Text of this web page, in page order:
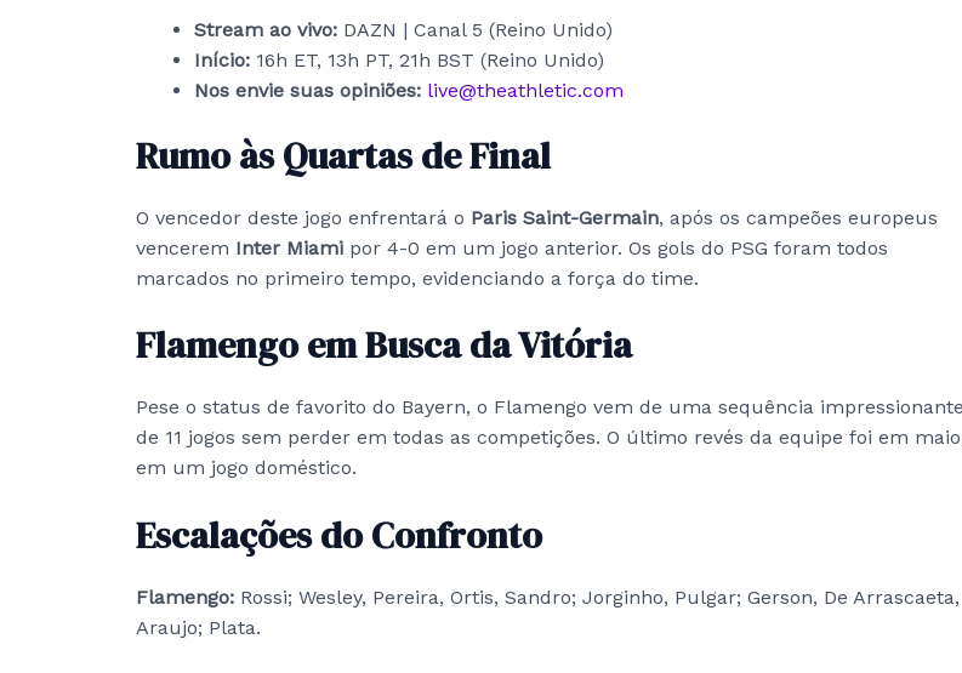
Stream ao vivo: DAZN | Canal 5 (Reino Unido)
Início: 16h ET, 13h PT, 21h BST (Reino Unido)
Nos envie suas opiniões: live@theathletic.com
Rumo às Quartas de Final
O vencedor deste jogo enfrentará o Paris Saint-Germain, após os campeões europeus
vencerem Inter Miami por 4-0 em um jogo anterior. Os gols do PSG foram todos
marcados no primeiro tempo, evidenciando a força do time.
Flamengo em Busca da Vitória
Pese o status de favorito do Bayern, o Flamengo vem de uma sequência impressionante
de 11 jogos sem perder em todas as competições. O último revés da equipe foi em
em um jogo doméstico.
Escalações do Confronto
Flamengo: Rossi; Wesley, Pereira, Ortis, Sandro; Jorginho, Pulgar; Gerson, De Arrascaeta,
Araujo; Plata.